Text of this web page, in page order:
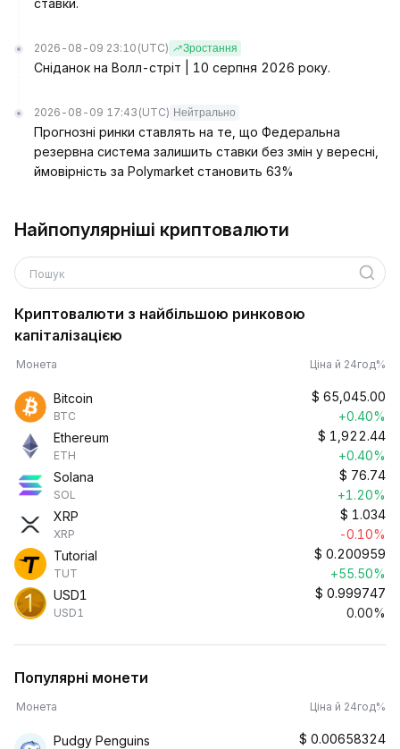
ставки.
2026-08-09 23:10 (UTC) Зростання
Сніданок на Волл-стріт | 10 серпня 2026 року.
2026-08-09 17:43 (UTC) Нейтрально
Прогнозні ринки ставлять на те, що Федеральна
резервна система залишить ставки без змін у вересні,
ймовірність за Polymarket становить 63%
Найпопулярніші криптовалюти
Пошук
Криптовалюти з найбільшою ринковою
капіталізацією
Монета Ціна й 24год%
Bitcoin
BTC
$ 65,045.00
+0.40%
Ethereum
ETH
$ 1,922.44
+0.40%
Solana
SOL
$ 76.74
+1.20%
XRP
XRP
$ 1.034
-0.10%
Tutorial
TUT
$ 0.200959
+55.50%
USD1
USD1
$ 0.999747
0.00%
Популярні монети
Монета Ціна й 24год%
Pudgy Penguins $ 0.00658324